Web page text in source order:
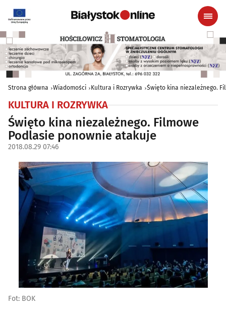
Strona główna Wiadomości Kultura i Rozrywka Święto kina niezależnego.
KULTURA I ROZRYWKA
Święto kina niezależnego. Filmowe
Podlasie ponownie atakuje
2018.08.29 07:46
Fot: BOK